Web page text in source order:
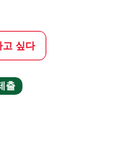
고 싶다
출